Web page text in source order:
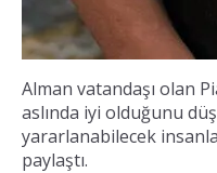
Alman vatandaşı olan
aslında iyi olduğunu
yararlanabilecek
paylaştı.